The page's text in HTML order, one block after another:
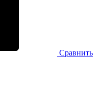
Сравнить